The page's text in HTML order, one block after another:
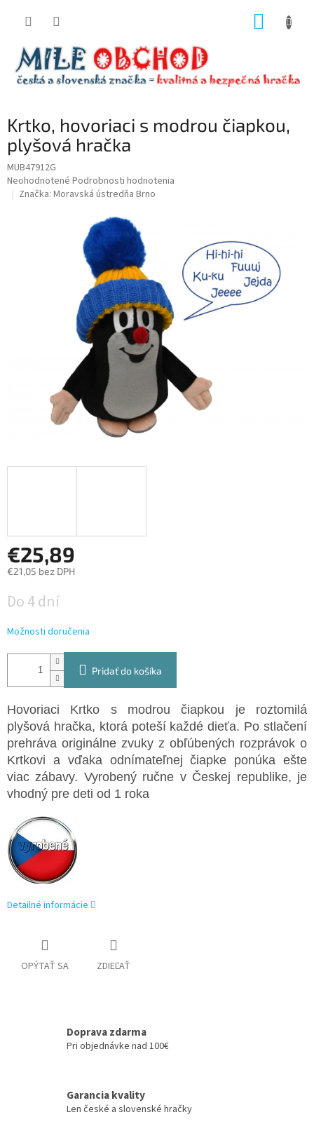
Krtko, hovoriaci s modrou čiapkou,
plyšová hračka
MUB47912G
Priemerné
hodnotenie
Neohodnotené Podrobnosti hodnotenia
Značka: Moravská ústredňa Brno
€25,89
€21,05 bez DPH
cena:
Do 4 dní
Možnosti doručenia
Pridať do košíka
Hovoriaci Krtko s modrou čiapkou je roztomilá
plyšová hračka, ktorá poteší každé dieťa. Po stlačení
prehráva originálne zvuky z obľúbených rozprávok o
Krtkovi a vďaka odnímateľnej čiapke ponúka ešte
viac zábavy. Vyrobený ručne v Českej republike, je
vhodný pre deti od 1 roka
Detailné informácie
OPÝTAŤ SA ZDIEĽAŤ
Doprava zdarma
Pri objednávke nad 100€
Garancia kvality
Len české a slovenské hračky